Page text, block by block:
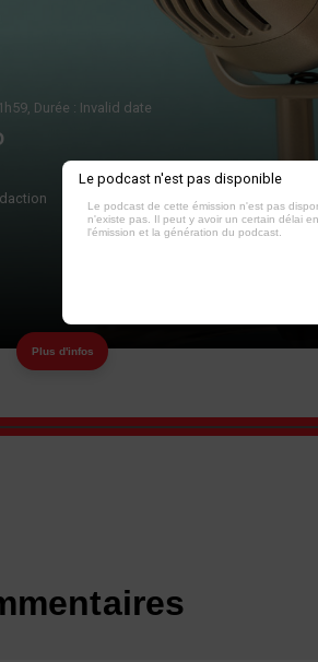
, Durée : Invalid date
Plus d'infos
Le podcast n'est pas disponible
Le podcast de cette émission n'est pas
n'existe pas. Il peut y avoir un certain délai
l'émission et la génération du podcast.